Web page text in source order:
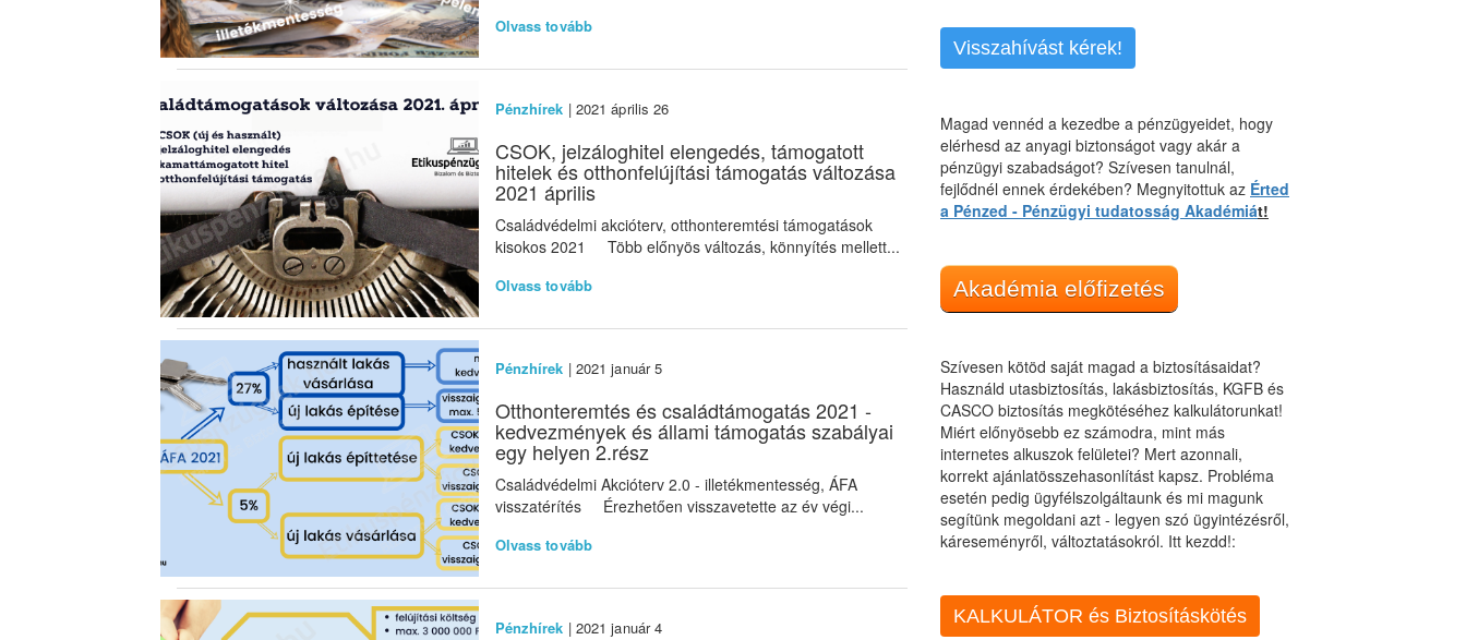
Olvass tovább
Pénzhírek | 2021 április 26
CSOK, jelzáloghitel elengedés, támogatott
hitelek és otthonfelújítási támogatás változása
2021 április
Családvédelmi akcióterv, otthonteremtési támogatások
kisokos 2021 Több előnyös változás, könnyítés mellett...
Olvass tovább
Pénzhírek | 2021 január 5
Otthonteremtés és családtámogatás 2021 -
kedvezmények és állami támogatás szabályai
egy helyen 2.rész
Családvédelmi Akcióterv 2.0 - illetékmentesség, ÁFA
visszatérítés Érezhetően visszavetette az év végi...
Olvass tovább
Pénzhírek | 2021 január 4
Visszahívást kérek!
Magad vennéd a kezedbe a pénzügyeidet, hogy
elérhesd az anyagi biztonságot vagy akár a
pénzügyi szabadságot? Szívesen tanulnál,
fejlődnél ennek érdekében? Megnyitottuk az Érted
a Pénzed - Pénzügyi tudatosság Akadémiát!
Akadémia előfizetés
Szívesen kötöd saját magad a biztosításaidat?
Használd utasbiztosítás, lakásbiztosítás, KGFB és
CASCO biztosítás megkötéséhez kalkulátorunkat!
Miért előnyösebb ez számodra, mint más
internetes alkuszok felületei? Mert azonnali,
korrekt ajánlatösszehasonlítást kapsz. Probléma
esetén pedig ügyfélszolgáltaunk és mi magunk
segítünk megoldani azt - legyen szó ügyintézésről,
káreseményről, változtatásokról. Itt kezdd!:
KALKULÁTOR és Biztosításkötés